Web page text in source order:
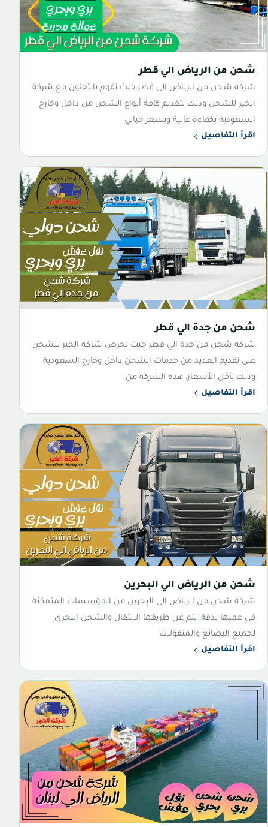
شحن من الرياض الي قطر
شركة شحن من الرياض الي قطر حيث تقوم بالتعاون مع شركة
الخير للشحن وذلك لتقديم كافة أنواع الشحن من داخل وخارج
السعودية بكفاءة عالية وبسعر خيالي
اقرأ التفاصيل
شحن من جدة الي قطر
شركة شحن من جدة الي قطر حيث تحرص شركة الخير للشحن
على تقديم العديد من خدمات الشحن داخل وخارج السعودية
وذلك بأقل الأسعار، هذه الشركة من
اقرأ التفاصيل
شحن من الرياض الي البحرين
شركة شحن من الرياض الي البحرين من المؤسسات المتمكنة
في عملها بدقة، يتم عن طريقها الانتقال والشحن البحري
لجميع البضائع والمنقولات
اقرأ التفاصيل